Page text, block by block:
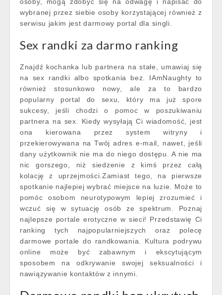
wybranej przez siebie osoby korzystającej również z
serwisu jakim jest darmowy portal dla singli.
Sex randki za darmo ranking
Znajdź kochanka lub partnera na stałe, umawiaj się
na sex randki albo spotkania bez. IAmNaughty to
również stosunkowo nowy, ale za to bardzo
popularny portal do sexu, który ma już spore
sukcesy, jeśli chodzi o pomoc w poszukiwaniu
partnera na sex. Kiedy wysyłają Ci wiadomość, jest
ona kierowana przez system witryny i
przekierowywana na Twój adres e-mail, nawet, jeśli
dany użytkownik nie ma do niego dostępu. A nie ma
nic gorszego, niż siedzenie z kimś przez całą
kolację z uprzejmości.Zamiast tego, na pierwsze
spotkanie najlepiej wybrać miejsce na luzie. Może to
pomóc osobom neurotypowym lepiej zrozumieć i
wczuć się w sytuację osób ze spektrum. Poznaj
najlepsze portale erotyczne w sieci! Przedstawię Ci
ranking tych najpopularniejszych oraz polecę
darmowe portale do randkowania. Kultura podrywu
online może być zabawnym i ekscytującym
sposobem na odkrywanie swojej seksualności i
nawiązywanie kontaktów z innymi.